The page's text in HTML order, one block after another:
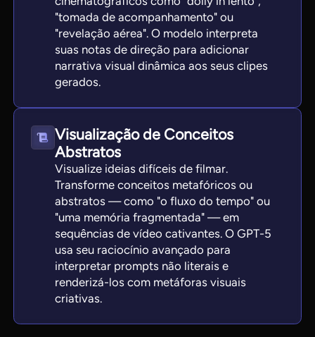
"tomada de acompanhamento" ou
"revelação aérea". O modelo interpreta
suas notas de direção para adicionar
narrativa visual dinâmica aos seus clipes
gerados.
Visualização de Conceitos
Abstratos
Visualize ideias difíceis de filmar.
Transforme conceitos metafóricos ou
abstratos — como "o fluxo do tempo" ou
"uma memória fragmentada" — em
sequências de vídeo cativantes. O GPT-5
usa seu raciocínio avançado para
interpretar prompts não literais e
renderizá-los com metáforas visuais
criativas.